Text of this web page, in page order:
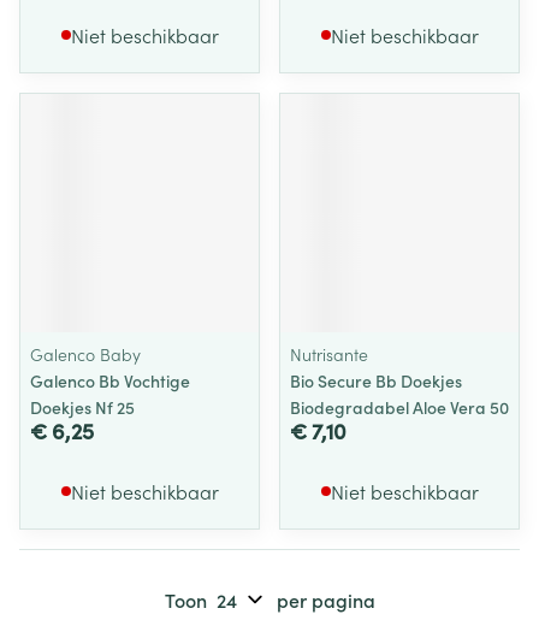
Niet beschikbaar Niet beschikbaar
Galenco Baby
Galenco Bb Vochtige
Doekjes Nf 25
€ 6,25
Niet beschikbaar
Nutrisante
Bio Secure Bb Doekjes
Biodegradabel Aloe Vera 50
€ 7,10
Niet beschikbaar
Toon per pagina